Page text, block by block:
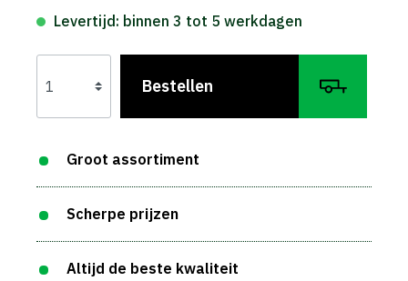
Levertijd: binnen 3 tot 5 werkdagen
Bestellen
Groot assortiment
Scherpe prijzen
Altijd de beste kwaliteit